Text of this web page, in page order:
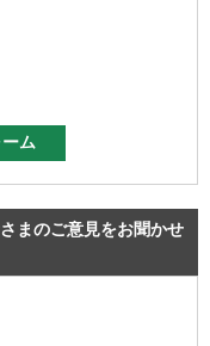
まのご意見をお聞かせ